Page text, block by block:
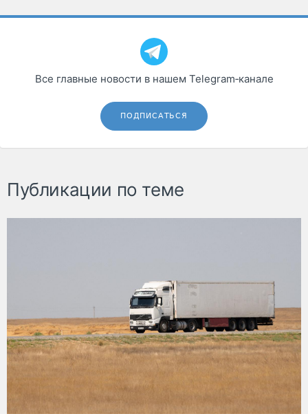
Все главные новости в нашем Telegram‑канале
ПОДПИСАТЬСЯ
Публикации по теме